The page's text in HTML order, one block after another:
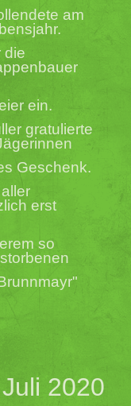
am
die
ein.
gratulierte
Geschenk.
erst
so
2020